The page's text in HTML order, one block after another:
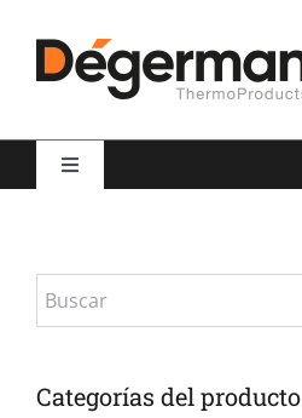
contenido
Toggle
Hospitales
Panaderías y Pastelerías
Categorías del producto